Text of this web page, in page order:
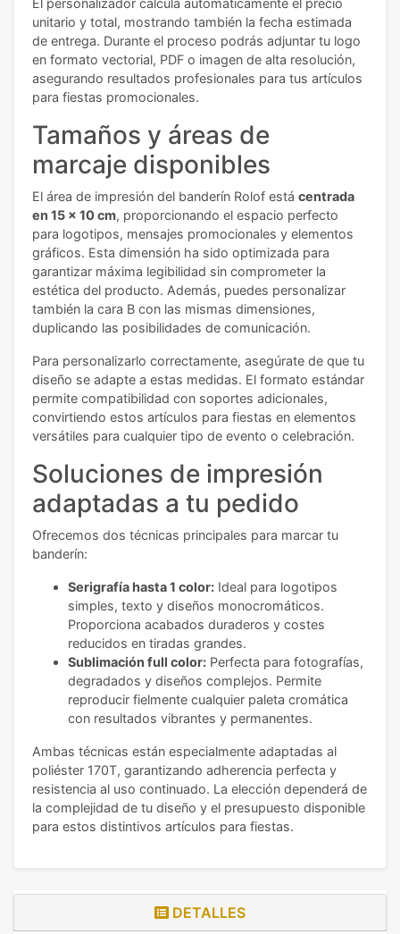
El personalizador calcula automáticamente el precio
unitario y total, mostrando también la fecha estimada
de entrega. Durante el proceso podrás adjuntar tu logo
en formato vectorial, PDF o imagen de alta resolución,
asegurando resultados profesionales para tus artículos
para fiestas promocionales.
Tamaños y áreas de
marcaje disponibles
El área de impresión del banderín Rolof está centrada
en 15 x 10 cm, proporcionando el espacio perfecto
para logotipos, mensajes promocionales y elementos
gráficos. Esta dimensión ha sido optimizada para
garantizar máxima legibilidad sin comprometer la
estética del producto. Además, puedes personalizar
también la cara B con las mismas dimensiones,
duplicando las posibilidades de comunicación.
Para personalizarlo correctamente, asegúrate de que tu
diseño se adapte a estas medidas. El formato estándar
permite compatibilidad con soportes adicionales,
convirtiendo estos artículos para fiestas en elementos
versátiles para cualquier tipo de evento o celebración.
Soluciones de impresión
adaptadas a tu pedido
Ofrecemos dos técnicas principales para marcar tu
banderín:
Serigrafía hasta 1 color: Ideal para logotipos
simples, texto y diseños monocromáticos.
Proporciona acabados duraderos y costes
reducidos en tiradas grandes.
Sublimación full color: Perfecta para fotografías,
degradados y diseños complejos. Permite
reproducir fielmente cualquier paleta cromática
con resultados vibrantes y permanentes.
Ambas técnicas están especialmente adaptadas al
poliéster 170T, garantizando adherencia perfecta y
resistencia al uso continuado. La elección dependerá de
la complejidad de tu diseño y el presupuesto disponible
para estos distintivos artículos para fiestas.
DETALLES